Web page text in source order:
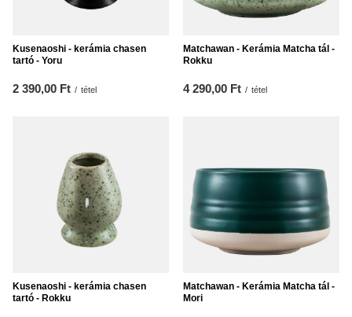
Kusenaoshi - kerámia chasen
tartó - Yoru
2 390,00 Ft / tétel
Matchawan - Kerámia Matcha tál -
Rokku
4 290,00 Ft / tétel
Kusenaoshi - kerámia chasen
tartó - Rokku
Matchawan - Kerámia Matcha tál -
Mori